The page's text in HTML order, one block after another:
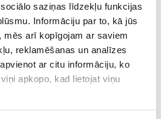
saziņas līdzekļu funkcijas
Informāciju par to, kā jūs
mēs arī kopīgojam ar saviem
reklamēšanas un analīzes
ar citu informāciju, ko
apkopo, kad lietojat viņu
€7.53
(3.01 € / 100 ml)
PIEVIENOT GROZAM